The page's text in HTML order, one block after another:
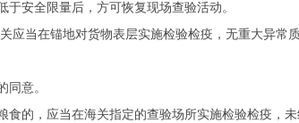
安全限量后，方可恢复现场查验活动。
应当在锚地对货物表层实施检验检疫，无重大异常
同意。
的，应当在海关指定的查验场所实施检验检疫，未